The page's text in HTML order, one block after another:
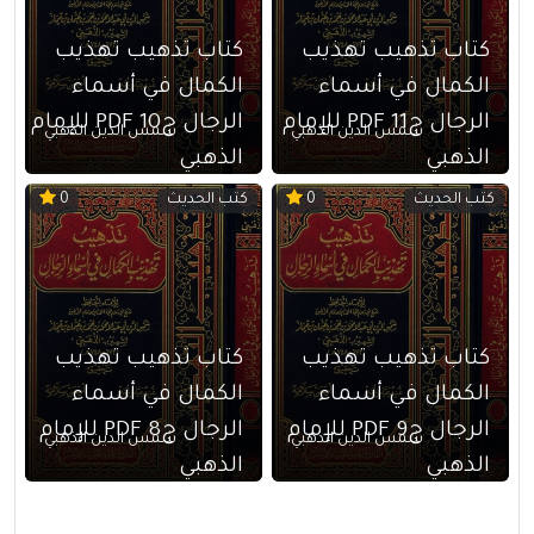
كتاب تذهيب تهذيب
الكمال في أسماء
الرجال ج11 PDF للإمام
الذهبي
شمس الدين الذهبي
كتاب تذهيب تهذيب
الكمال في أسماء
الرجال ج10 PDF للإمام
الذهبي
شمس الدين الذهبي
كتب الحديث 0
كتاب تذهيب تهذيب
الكمال في أسماء
الرجال ج9 PDF للإمام
الذهبي
شمس الدين الذهبي
كتب الحديث 0
كتاب تذهيب تهذيب
الكمال في أسماء
الرجال ج8 PDF للإمام
الذهبي
شمس الدين الذهبي